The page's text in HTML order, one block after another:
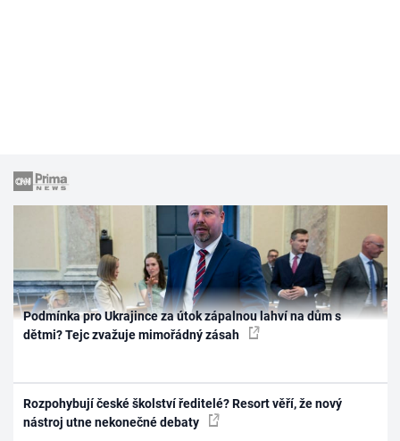
Podmínka pro Ukrajince za útok zápalnou lahví na dům s
dětmi? Tejc zvažuje mimořádný zásah
Rozpohybují české školství ředitelé? Resort věří, že nový
nástroj utne nekonečné debaty